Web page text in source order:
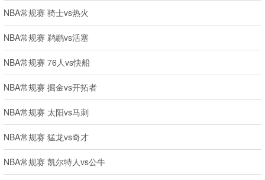
NBA常规赛 骑士vs热火
NBA常规赛 鹈鹕vs活塞
NBA常规赛 76人vs快船
NBA常规赛 掘金vs开拓者
NBA常规赛 太阳vs马刺
NBA常规赛 猛龙vs奇才
NBA常规赛 凯尔特人vs公牛